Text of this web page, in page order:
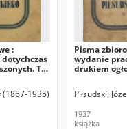
:
T.
(1867-1935)
Wasilewski, Leon
Pisma
wydanie
drukiem
Piłsudski,
1937
książka